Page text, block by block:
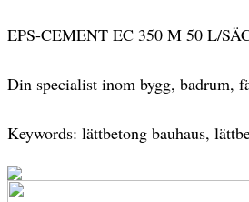
EPS-CEMENT EC 350 M 50 L/
Din specialist inom bygg, badrum,
Keywords: lättbetong bauhaus,